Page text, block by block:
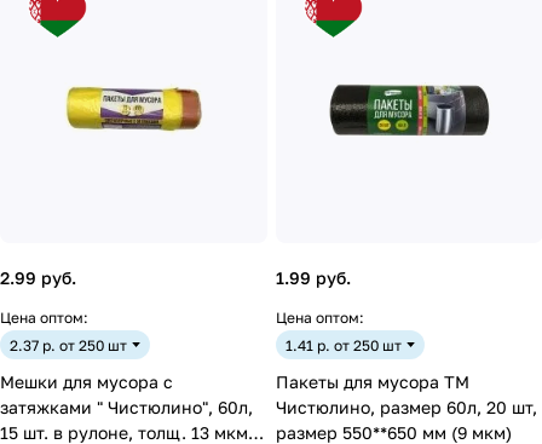
2.99 руб.
Цена оптом:
2.37 р. от 250 шт
Мешки для мусора с
затяжками " Чистюлино", 60л,
15 шт. в рулоне, толщ. 13 мкм,
1.99 руб.
Цена оптом:
1.41 р. от 250 шт
Пакеты для мусора ТМ
Чистюлино, размер 60л, 20 шт,
размер 550**650 мм (9 мкм)